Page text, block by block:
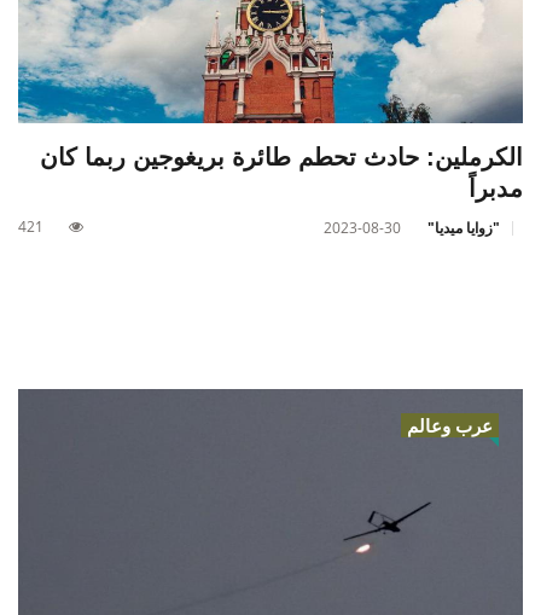
الكرملين‭:‬ حادث تحطم طائرة بريغوجين ربما كان
مدبراً
"زوايا ميديا" 2023-08-30
421
عرب وعالم